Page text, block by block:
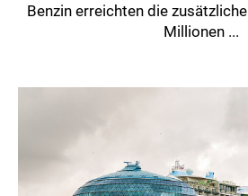
Benzin erreichten die
Millionen ...